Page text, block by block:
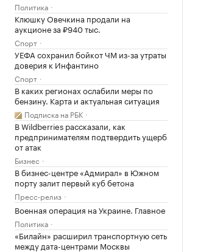
Политика
Клюшку Овечкина продали на
аукционе за ₽940 тыс.
Спорт
УЕФА сохранил бойкот ЧМ из-за утраты
доверия к Инфантино
Спорт
В каких регионах ослабили меры по
бензину. Карта и актуальная ситуация
Подписка на РБК
В Wildberries рассказали, как
предпринимателям подтвердить ущерб
от атак
Бизнес
В бизнес-центре «Адмирал» в Южном
порту залит первый куб бетона
Пресс-релиз
Военная операция на Украине. Главное
Политика
«Билайн» расширил транспортную сеть
между дата-центрами Москвы